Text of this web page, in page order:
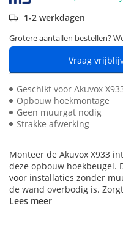
1-2 werkdagen
Grotere aantallen bestellen?
Vraag
Geschikt voor Akuvox
Opbouw hoekmontage
Geen muurgat nodig
Strakke afwerking
Monteer de Akuvox X933
deze opbouw hoekbeugel.
voor installaties zonder
de wand overbodig is.
Lees meer